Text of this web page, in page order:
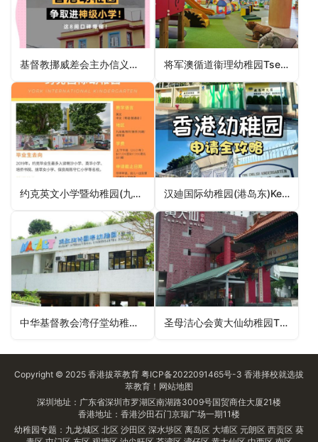
基督教挪威差会主办信义中英文幼稚园NMS Lutheran Kindergarten（深水埗区幼稚园） 将军澳循道衞理幼稚园Tseung Kwan O Methodist Kindergarten（西贡区幼稚园）
约克英文小学暨幼稚园(九龙塘)York English Primary School and Kindergarten (Cumberland Road, Kowloon Tong)（九龙城区幼稚园） 汉廸国际幼稚园(港岛东)Kendall International Preschool (Island East)（东区幼稚园）
中华基督教会湾仔堂幼稚园CCC Wanchai Church Kindergarten（湾仔区幼稚园） 圣母洁心会黄大仙幼稚园The Sisters of the Immaculate Heart of Mary WTS Kindergarten（黄大仙区幼稚园）
Copyright © 2025 香港拔萃教育 粤ICP备2022091465号-3 香港择校就选拔
萃教育！ 网站地图
深圳地址：广东省深圳市罗湖区南湖路3009号国贸商住大厦21楼
香港地址：香港沙田石门京瑞广场一期11楼
幼稚园专题： 九龙城区 北区 沙田区 深水埗区 离岛区 大埔区 元朗区 西贡区 葵